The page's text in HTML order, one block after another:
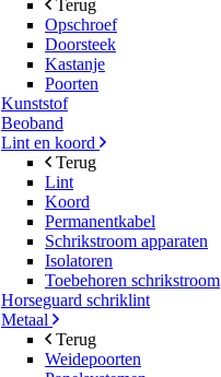
Terug
Opschroef
Doorsteek
Kastanje
Poorten
Kunststof
Beoband
Lint en koord
Terug
Lint
Koord
Permanentkabel
Schrikstroom apparaten
Isolatoren
Toebehoren schrikstroom
Horseguard schriklint
Metaal
Terug
Weidepoorten